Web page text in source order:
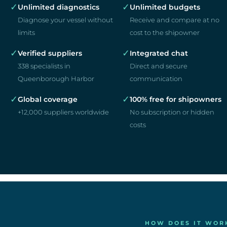
✓ Unlimited diagnostics
Diagnose your vessel without
limits
✓ Unlimited budgets
Receive and compare at no
cost to the shipowner
✓Verified suppliers
338 specialists in
Queenborough Harbor
✓ Integrated chat
Direct and secure
communication
✓Global coverage
+12,000 suppliers worldwide
✓100% free for shipowners
No subscription or hidden
costs
HOW DOES IT